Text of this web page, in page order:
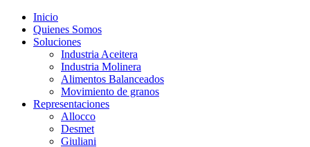
Inicio
Quienes Somos
Soluciones
Industria Aceitera
Industria Molinera
Alimentos Balanceados
Movimiento de granos
Representaciones
Allocco
Desmet
Giuliani